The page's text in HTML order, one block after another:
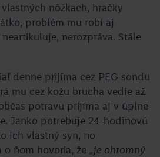
nôžkach, hračky
problém mu robí aj
nerozpráva. Stále
denne prijíma cez PEG sondu
mu cez kožu brucha vedie až
potravu prijíma aj v úplne
Janko potrebuje 24-hodinovú
ich vlastný syn, no
ňom hovoria, že „je ohromný